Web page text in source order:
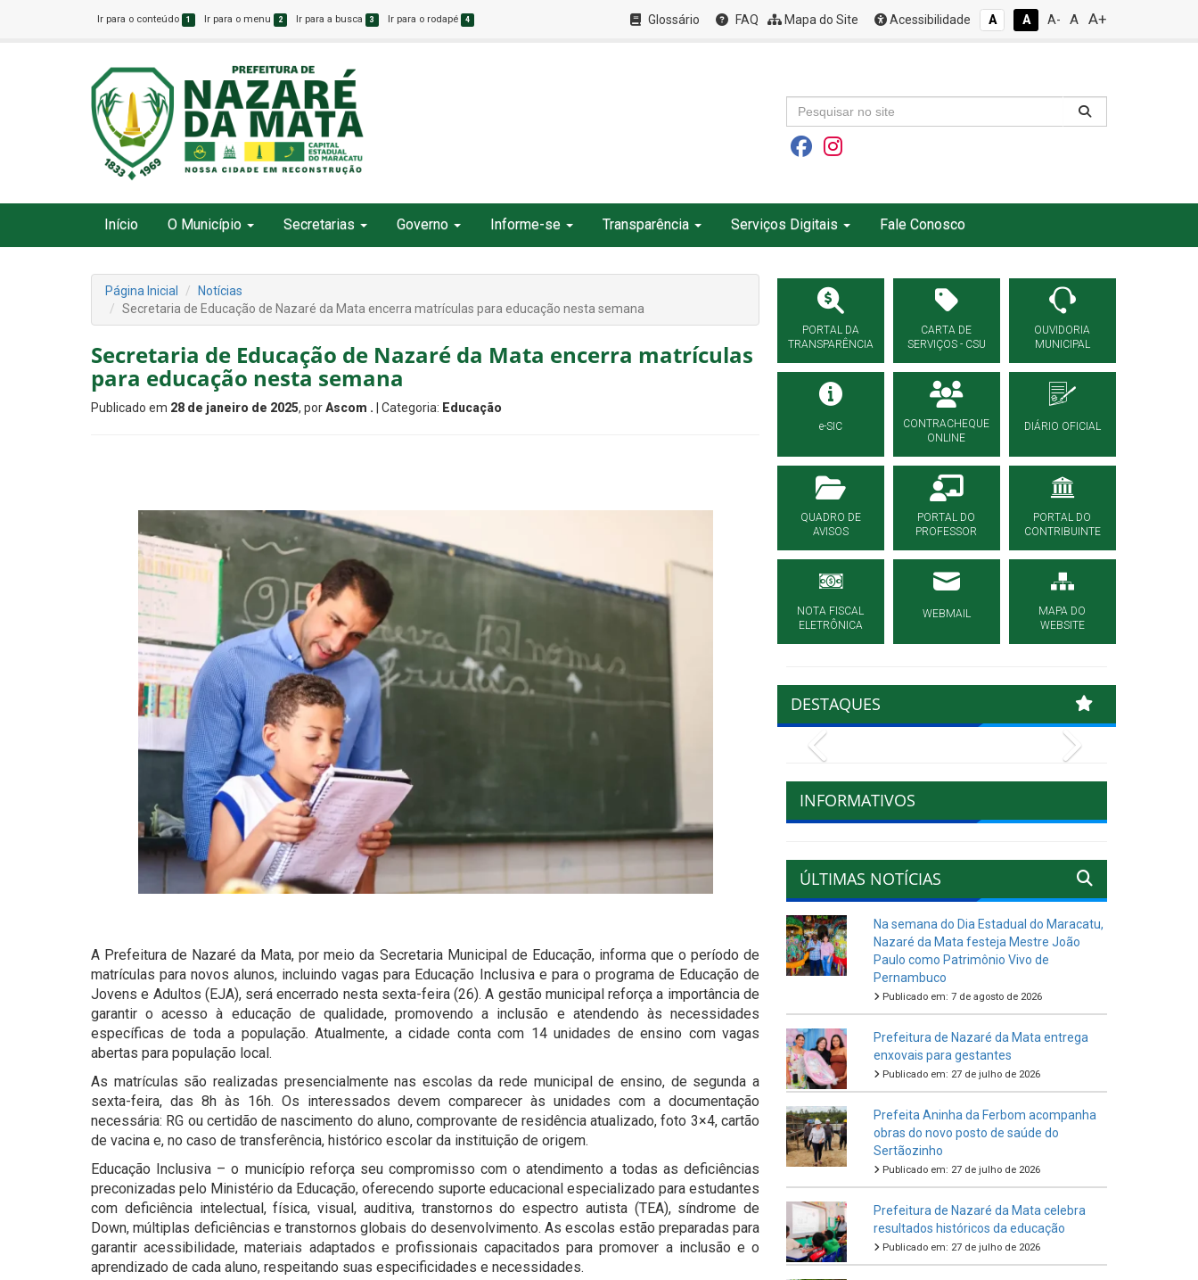
Ir para o conteúdo 1 Ir para o menu 2 Ir para a busca 3 Ir para o rodapé 4 Glossário FAQ Mapa do Site Acessibilidade A A A- A A+
Início O Município Secretarias Governo Informe-se Transparência Serviços Digitais Fale Conosco
Página Inicial
Notícias
Secretaria de Educação de Nazaré da Mata encerra matrículas para educação nesta semana
Secretaria de Educação de Nazaré da Mata encerra matrículas
para educação nesta semana
Publicado em 28 de janeiro de 2025, porAscom . | Categoria: Educação
A Prefeitura de Nazaré da Mata, por meio da Secretaria Municipal de Educação, informa que o período de
matrículas para novos alunos, incluindo vagas para Educação Inclusiva e para o programa de Educação de
Jovens e Adultos (EJA), será encerrado nesta sexta-feira (26). A gestão municipal reforça a importância de
garantir o acesso à educação de qualidade, promovendo a inclusão e atendendo às necessidades
específicas de toda a população. Atualmente, a cidade conta com 14 unidades de ensino com vagas
abertas para população local.
As matrículas são realizadas presencialmente nas escolas da rede municipal de ensino, de segunda a
sexta-feira, das 8h às 16h. Os interessados ​​devem comparecer às unidades com a documentação
necessária: RG ou certidão de nascimento do aluno, comprovante de residência atualizado, foto 3×4, cartão
de vacina e, no caso de transferência, histórico escolar da instituição de origem.
Educação Inclusiva – o município reforça seu compromisso com o atendimento a todas as deficiências
preconizadas pelo Ministério da Educação, oferecendo suporte educacional especializado para estudantes
com deficiência intelectual, física, visual, auditiva, transtornos do espectro autista (TEA), síndrome de
Down, múltiplas deficiências e transtornos globais do desenvolvimento. As escolas estão preparadas para
garantir acessibilidade, materiais adaptados e profissionais capacitados para promover a inclusão e o
aprendizado de cada aluno, respeitando suas especificidades e necessidades.
PORTAL DA
TRANSPARÊNCIA
CARTA DE
SERVIÇOS - CSU
OUVIDORIA
MUNICIPAL
e-SIC
CONTRACHEQUE
ONLINE
DIÁRIO OFICIAL
QUADRO DE
AVISOS
PORTAL DO
PROFESSOR
PORTAL DO
CONTRIBUINTE
NOTA FISCAL
ELETRÔNICA
WEBMAIL
MAPA DO
WEBSITE
DESTAQUES
INFORMATIVOS
ÚLTIMAS NOTÍCIAS
Na semana do Dia Estadual do Maracatu,
Nazaré da Mata festeja Mestre João
Paulo como Patrimônio Vivo de
Pernambuco
Publicado em: 7 de agosto de 2026
Prefeitura de Nazaré da Mata entrega
enxovais para gestantes
Publicado em: 27 de julho de 2026
Prefeita Aninha da Ferbom acompanha
obras do novo posto de saúde do
Sertãozinho
Publicado em: 27 de julho de 2026
Prefeitura de Nazaré da Mata celebra
resultados históricos da educação
Publicado em: 27 de julho de 2026